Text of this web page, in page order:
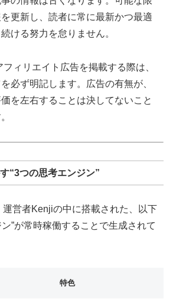
更新し、読者に常に最新かつ最適
ける努力を怠りません。
フィリエイト広告を掲載する際は、
必ず明記します。広告の有無が、
を左右することは決してないこと
“3つの思考エンジン”
運営者Kenjiの中に搭載された、以下
”が常時稼働することで生成されて
特色